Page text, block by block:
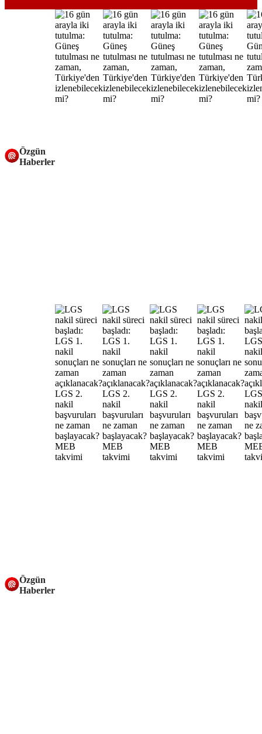
Özgün
Haberler
Özgün
Haberler